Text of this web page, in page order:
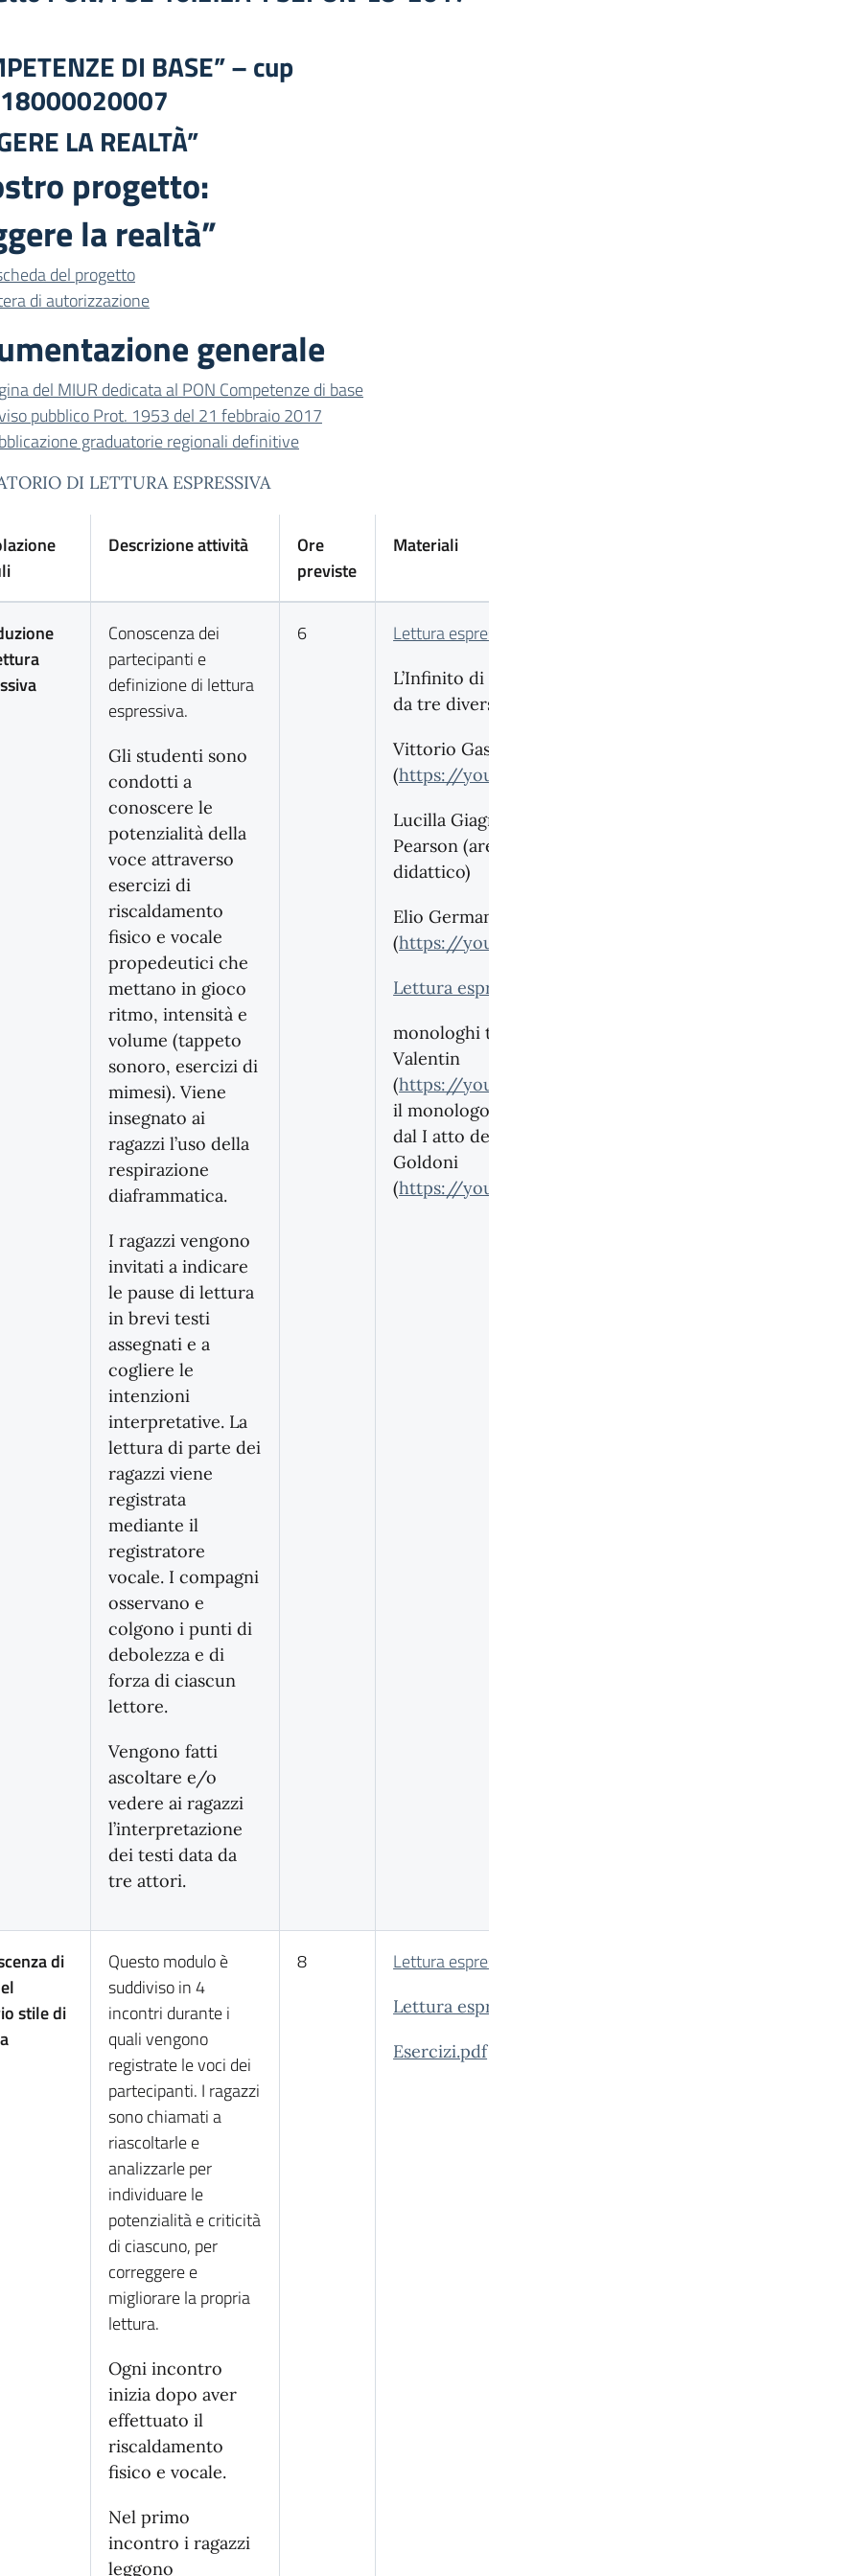
DI BASE” – cup
LA REALTÀ”
progetto:
la realtà”
del progetto
di autorizzazione
generale
del MIUR dedicata al PON Competenze di base
pubblico Prot. 1953 del 21 febbraio 2017
graduatorie regionali definitive
DI LETTURA ESPRESSIVA
Descrizione attività
Ore
previste
Materiali
Conoscenza dei
partecipanti e
definizione di lettura
espressiva.
Gli studenti sono
condotti a
conoscere le
potenzialità della
voce attraverso
esercizi di
riscaldamento
fisico e vocale
propedeutici che
mettano in gioco
ritmo, intensità e
volume (tappeto
sonoro, esercizi di
mimesi). Viene
insegnato ai
ragazzi l’uso della
respirazione
diaframmatica.
I ragazzi vengono
invitati a indicare
le pause di lettura
in brevi testi
assegnati e a
cogliere le
intenzioni
interpretative. La
lettura di parte dei
ragazzi viene
registrata
mediante il
registratore
vocale. I compagni
osservano e
colgono i punti di
debolezza e di
forza di ciascun
lettore.
Vengono fatti
ascoltare e/o
vedere ai ragazzi
l’interpretazione
dei testi data da
tre attori.
6 Lettura espressiva.doc
L’Infinito di Leopardi interpretato
da tre diversi attori:
Vittorio Gassman
(https://youtu.be/DUzsNkKTXMU
Lucilla Giagnoni – sito della
Pearson (area riservata_materiale
didattico)
Elio Germano
(https://youtu.be/jIvzQvi75rQ
Lettura espressiva 2.doc
monologhi teatrali: ‘Acquario’ di
Valentin
(https://youtu.be/O4Dhkoef-ng
il monologo di Mirandolina tratto
dal I atto della Locandiera di
Goldoni
(https://youtu.be/wKFq5qzLoFE
di
stile di
Questo modulo è
suddiviso in 4
incontri durante i
quali vengono
registrate le voci dei
partecipanti. I ragazzi
sono chiamati a
riascoltarle e
analizzarle per
individuare le
potenzialità e criticità
di ciascuno, per
correggere e
migliorare la propria
lettura.
Ogni incontro
inizia dopo aver
effettuato il
riscaldamento
fisico e vocale.
Nel primo
incontro i ragazzi
leggono
8 Lettura espressiva 3.doc
Lettura espressiva 4.doc
Esercizi.pdf